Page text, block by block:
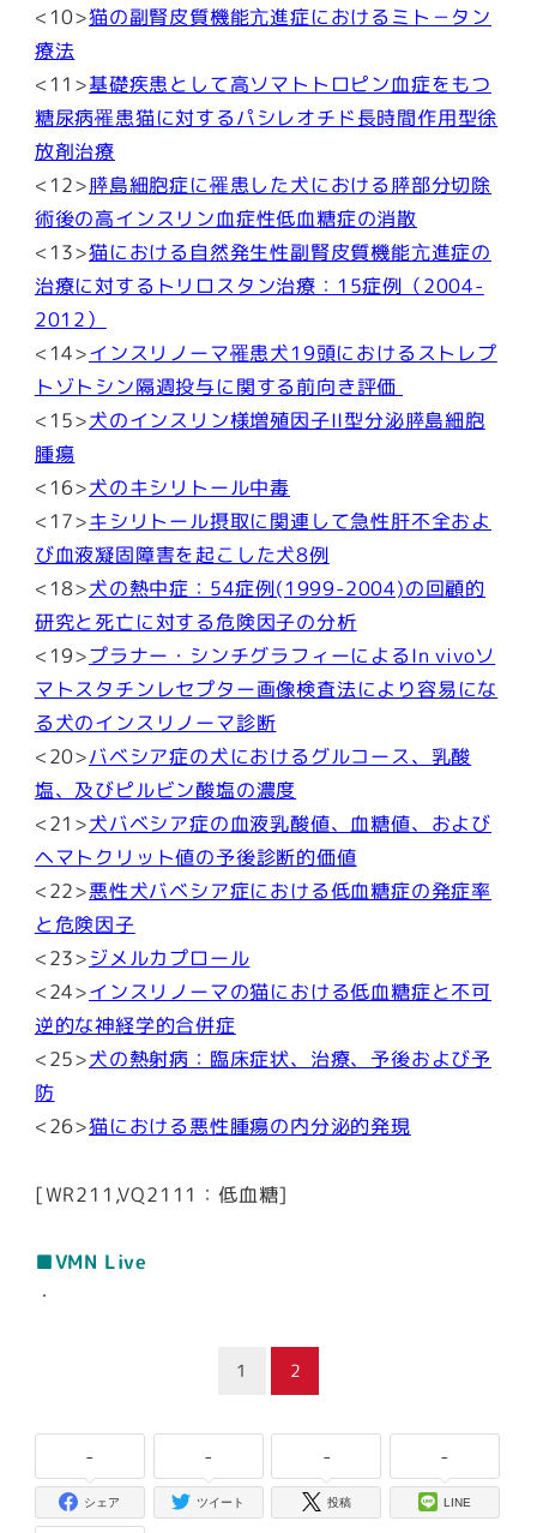
<10>猫の副腎皮質機能亢進症におけるミト－タン
療法
<11>基礎疾患として高ソマトトロピン血症をもつ
糖尿病罹患猫に対するパシレオチド長時間作用型徐
放剤治療
<12>膵島細胞症に罹患した犬における膵部分切除
術後の高インスリン血症性低血糖症の消散
<13>猫における自然発生性副腎皮質機能亢進症の
治療に対するトリロスタン治療：15症例（2004-
2012）
<14>インスリノーマ罹患犬19頭におけるストレプ
トゾトシン隔週投与に関する前向き評価
<15>犬のインスリン様増殖因子II型分泌膵島細胞
腫瘍
<16>犬のキシリトール中毒
<17>キシリトール摂取に関連して急性肝不全およ
び血液凝固障害を起こした犬8例
<18>犬の熱中症：54症例(1999-2004)の回顧的
研究と死亡に対する危険因子の分析
<19>プラナー・シンチグラフィーによるIn vivoソ
マトスタチンレセプター画像検査法により容易にな
る犬のインスリノーマ診断
<20>バベシア症の犬におけるグルコース、乳酸
塩、及びピルビン酸塩の濃度
<21>犬バベシア症の血液乳酸値、血糖値、および
ヘマトクリット値の予後診断的価値
<22>悪性犬バベシア症における低血糖症の発症率
と危険因子
<23>ジメルカプロール
<24>インスリノーマの猫における低血糖症と不可
逆的な神経学的合併症
<25>犬の熱射病：臨床症状、治療、予後および予
防
<26>猫における悪性腫瘍の内分泌的発現
[WR211,VQ2111：低血糖]
■VMN Live
・
1 2
-
シェア
-
ツイート
-
投稿
-
LINE